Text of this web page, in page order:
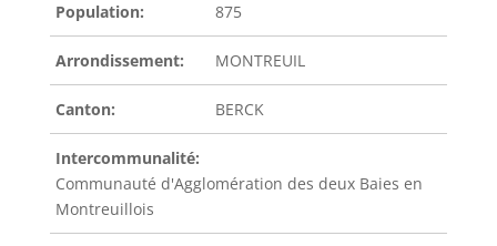
Population: 875
Arrondissement: MONTREUIL
Canton: BERCK
Intercommunalité:
Communauté d'Agglomération des deux Baies en
Montreuillois